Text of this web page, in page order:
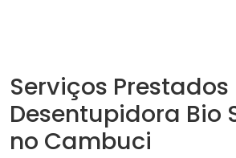
Serviços
Desentupidora Bio
no Cambuci